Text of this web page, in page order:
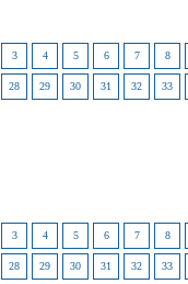
3 4 5 6 7 8
28 29 30 31 32 33
3 4 5 6 7 8
28 29 30 31 32 33